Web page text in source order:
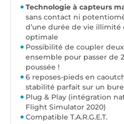
Technologie à capteurs
sans contact ni
d’une durée de vie illimité
optimale
Possibilité de coupler
ensemble pour passer de
poussée !
6 reposes-pieds en
stabilité parfait sur un
Plug & Play (intégration
Flight Simulator 2020)
Compatible T.A.R.G.E.T.